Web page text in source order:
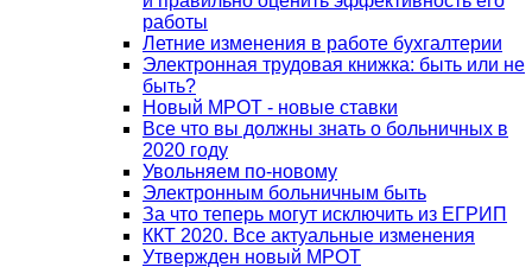
работы
Летние изменения в работе бухгалтерии
Электронная трудовая книжка: быть или не
быть?
Новый МРОТ - новые ставки
Все что вы должны знать о больничных в
2020 году
Увольняем по-новому
Электронным больничным быть
За что теперь могут исключить из ЕГРИП
ККТ 2020. Все актуальные изменения
Утвержден новый МРОТ